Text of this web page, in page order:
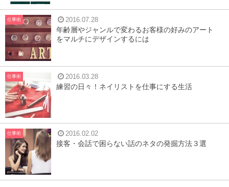
最近のスマホはデジカメと同じくらいに高機能なものが多
いので、基本的にはどちらで撮影しても大丈夫です。
デジカメの方が高機能であることは間違いないのですが、
「ネイル」という被写体に限定するのであれば接写がほと
んどです。
マクロ機能やフォーカスなどスマホでも十分に対応ができ
ます。
そもそもネイリストがネイル写真を撮る理由としては、単
仕事術 2016.07.28
年齢層やジャンルで変わるお客様の好みのアート
をマルチにデザインするには
仕事術 2016.03.28
練習の日々！ネイリストを仕事にする生活
仕事術 2016.02.02
接客・会話で困らない話のネタの発掘方法３選